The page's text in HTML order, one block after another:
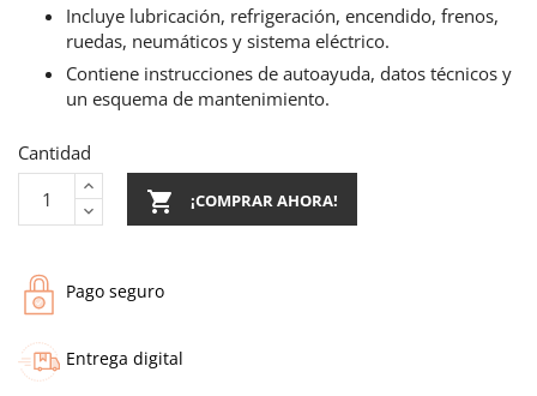
Incluye lubricación, refrigeración, encendido, frenos,
ruedas, neumáticos y sistema eléctrico.
Contiene instrucciones de autoayuda, datos técnicos y
un esquema de mantenimiento.
Cantidad
 ¡COMPRAR AHORA!
Pago seguro
Entrega digital